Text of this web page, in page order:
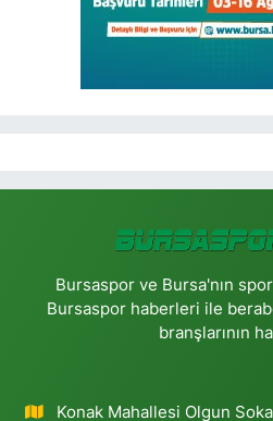
Bursaspor ve Bursa'nın
Bursaspor haberleri ile
branşlarının
Konak Mahallesi Olgun